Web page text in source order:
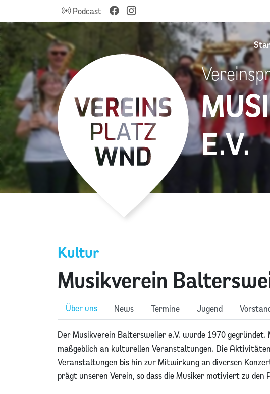
Podcast
E.V.
Musikverein
Kultur
Über uns News Termine Jugend
Der Musikverein Baltersweiler e.V. wurde 1970
maßgeblich an kulturellen Veranstaltungen. Die
Veranstaltungen bis hin zur Mitwirkung an diversen
prägt unseren Verein, so dass die Musiker motiviert zu